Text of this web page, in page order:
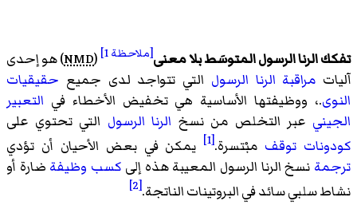
تفكك الرنا الرسول المتوسَط بلا معنى[ملاحظة 1] (
NMD) هو إحدى
آليات مراقبة الرنا الرسول التي تتواجد لدى جميع حقيقيات
النوى.، ووظيفتها الأساسية هي تخفيض الأخطاء في التعبير
الجيني عبر التخلص من نسخ الرنا الرسول التي تحتوي على
كودونات توقف مبْتسرة.[1]
يمكن في بعض الأحيان أن تؤدي
ترجمة نسخ الرنا الرسول المعيبة هذه إلى كسب وظيفة ضارة أو
نشاط سلبي سائد في البروتينات الناتجة.[2]